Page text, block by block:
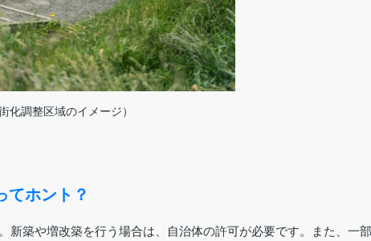
街化調整区域のイメージ）
てホント？
新築や増改築を行う場合は、自治体の許可が必要です。また、一部